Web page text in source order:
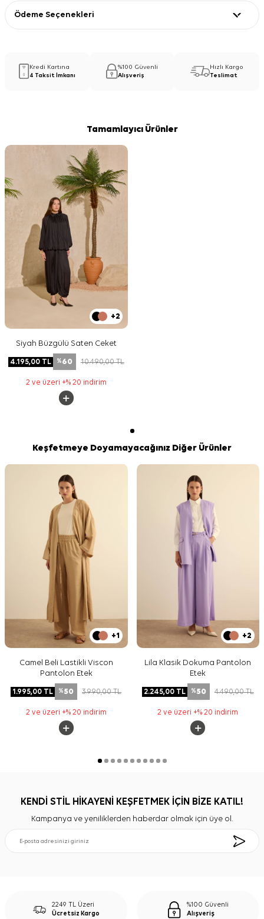
Ödeme Seçenekleri
Kredi Kartına
4 Taksit İmkanı
%100 Güvenli
Alışveriş
Hızlı Kargo
Teslimat
Tamamlayıcı Ürünler
+2
Siyah Büzgülü Saten Ceket
4.195,00TL %60 10.490,00TL
2 ve üzeri +% 20 indirim
Keşfetmeye Doyamayacağınız Diğer Ürünler
+1
Camel Beli Lastikli Viscon
Pantolon Etek
1.995,00 TL %50 3.990,00TL
2 ve üzeri +% 20 indirim
+2
Lila Klasik Dokuma Pantolon
Etek
2.245,00TL %50 4.490,00TL
2 ve üzeri +% 20 indirim
KENDİ STİL HİKAYENİ KEŞFETMEK İÇİN BİZE KATIL!
Kampanya ve yeniliklerden haberdar olmak için üye ol.
2249 TL Üzeri
Ücretsiz Kargo
%100 Güvenli
Alışveriş